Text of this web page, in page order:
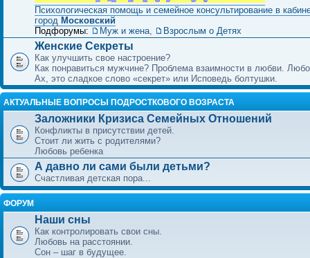
Психологическая помощь и семейное консультирование в
город Московский
Подфорумы:
Муж и жена, Взрослым о Детях
Женские Секреты
Как улучшить свое настроение?
Как понравиться мужчине? Проблема взаимности в любви.
Ах, это сладкое слово «секрет» или Исповедь болтушки.
АКТУАЛЬНЫЕ ВОПРОСЫ ПОДРОСТКОВОГО ВОЗРАСТА
Заложники Кризиса Семейных Отношений
Конфликты в присутствии детей.
Стоит ли жить с родителями?
Любовь ребенка
А давно ли сами были детьми?
Счастливая детская пора...
ФОРУМ
Наши сны
Как контролировать свои сны.
Любовь на расстоянии.
Сон – шаг в будущее.